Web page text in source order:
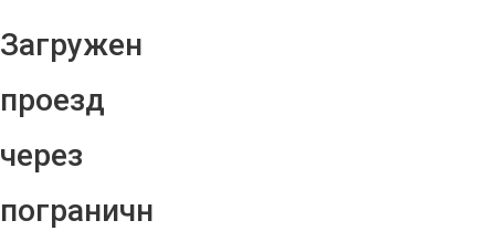
Загружен
проезд
через
пограничн